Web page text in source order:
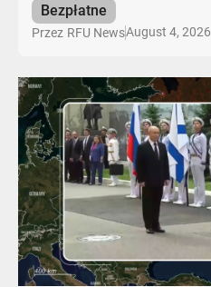
Bezpłatne
Przez RFU NewsAugust 4, 2026